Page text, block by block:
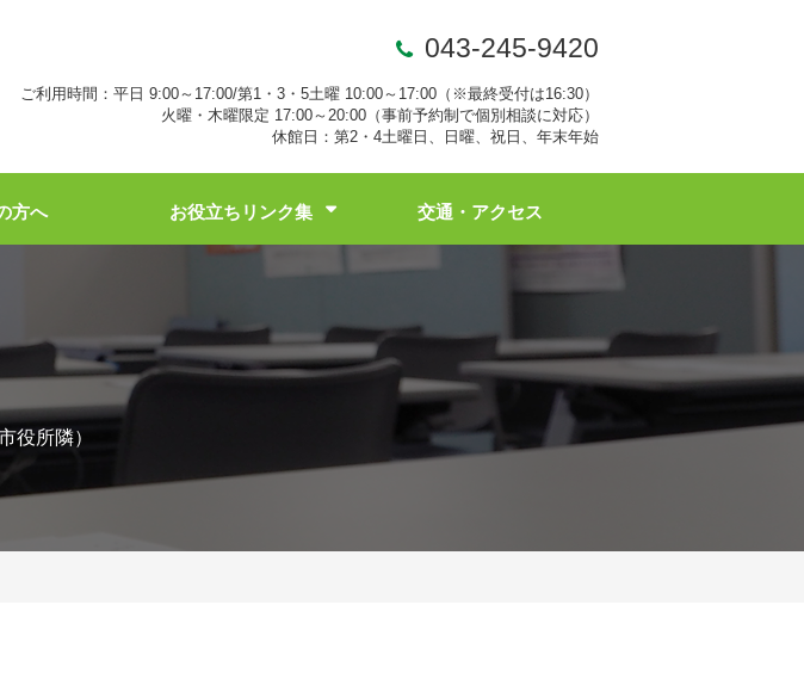
043-245-9420
ご利用時間：平日 9:00～17:00/第1・3・5土曜 10:00～17:00（※最終受付は16:30）
火曜・木曜限定 17:00～20:00（事前予約制で個別相談に対応）
休館日：第2・4土曜日、日曜、祝日、年末年始
方へ お役立ちリンク集 交通・アクセス
所隣）